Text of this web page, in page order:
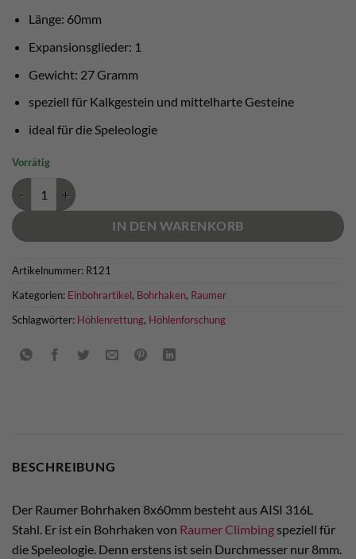
Länge: 60mm
Expansionsglieder: 1
Gewicht: 27 Gramm
speziell für Kalkgestein und mittelharte Gesteine
ideal für die Speleologie
Vorrätig
Raumer Bohrhaken 8x60mm AISI 316L Menge
IN DEN WARENKORB
Artikelnummer: R121
Kategorien: Einbohrartikel, Bohrhaken, Raumer
Schlagwörter: Höhlenrettung, Höhlenforschung
BESCHREIBUNG
Der Raumer Bohrhaken 8x60mm besteht aus AISI 316L
Stahl. Er ist ein Bohrhaken von Raumer Climbing speziell für
die Speleologie. Denn erstens ist sein Durchmesser nur 8mm.